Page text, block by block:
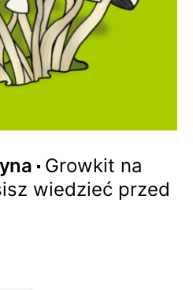
Growkit na
wiedzieć przed